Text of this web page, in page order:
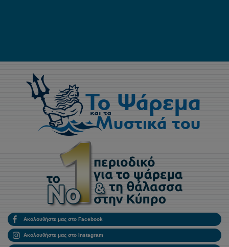
Ακολουθήστε μας στο Facebook
Ακολουθήστε μας στο Instagram